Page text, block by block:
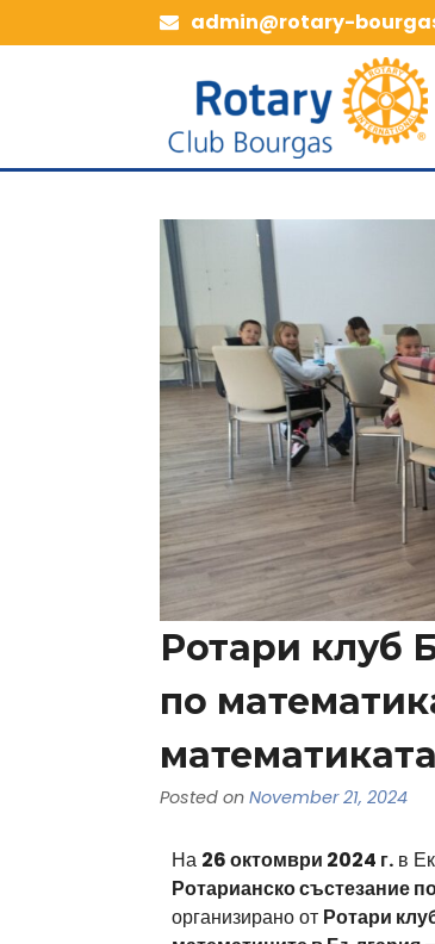
admin@rotary-
Ротари клуб
по
математиката
Posted onNovember 21, 2024
На 26 октомври 2024 г. в
Ротарианско състезание
организирано от Ротари